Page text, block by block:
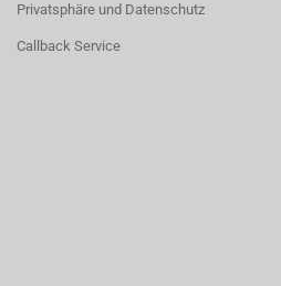
Privatsphäre und Datenschutz
Callback Service